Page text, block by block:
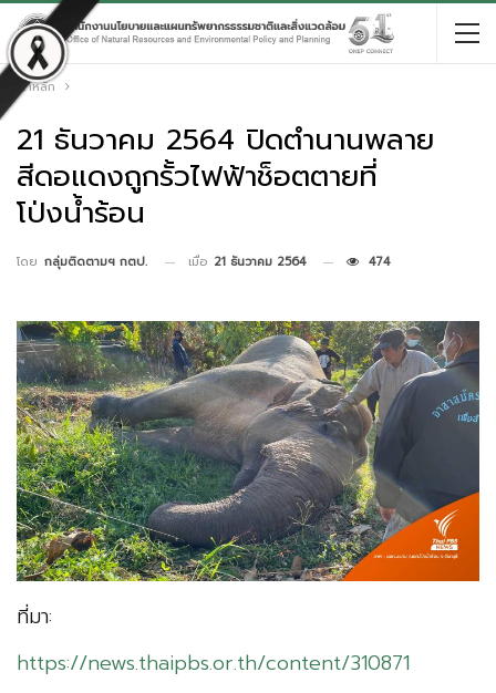
หน้าหลัก
21 ธันวาคม 2564 ปิดตำนานพลาย
สีดอแดงถูกรั้วไฟฟ้าช็อตตายที่
โป่งน้ำร้อน
โดย กลุ่มติดตามฯ กตป. เมื่อ 21 ธันวาคม 2564 474
ที่มา:
https://news.thaipbs.or.th/content/310871